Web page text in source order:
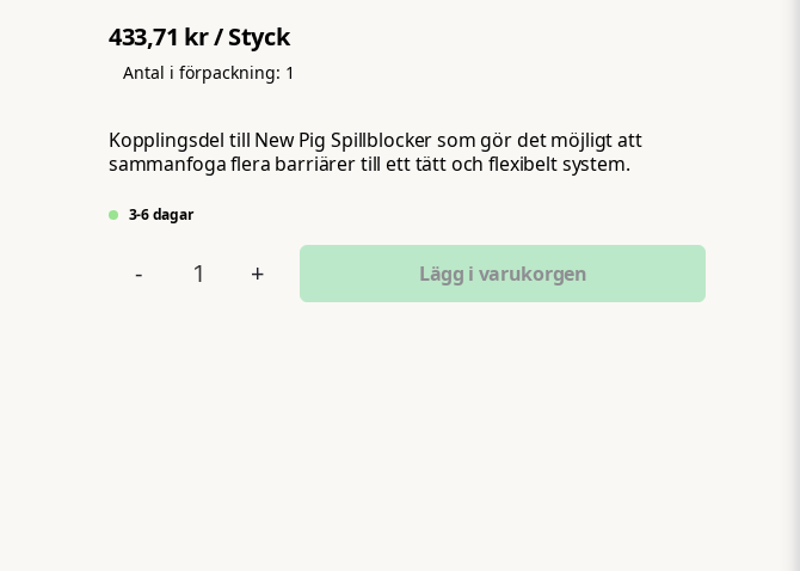
433,71 kr/ Styck
Antal i förpackning: 1
Kopplingsdel till New Pig Spillblocker som gör det möjligt att
sammanfoga flera barriärer till ett tätt och flexibelt system.
3-6 dagar
- + Lägg i varukorgen